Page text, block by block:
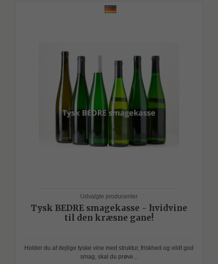
Udvalgte producenter
Tysk BEDRE smagekasse - hvidvine
til den kræsne gane!
Holder du af dejlige tyske vine med struktur, friskhed og vildt god
smag, skal du prøve...